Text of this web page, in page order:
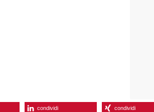
condividi condividi